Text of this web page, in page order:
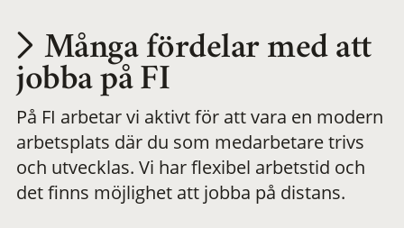
Utvecklas på en
meningsfull och
flexibel
Många fördelar med att
jobba på FI
På FI arbetar vi aktivt för att vara en modern
arbetsplats där du som medarbetare trivs
och utvecklas. Vi har flexibel arbetstid och
det finns möjlighet att jobba på distans.